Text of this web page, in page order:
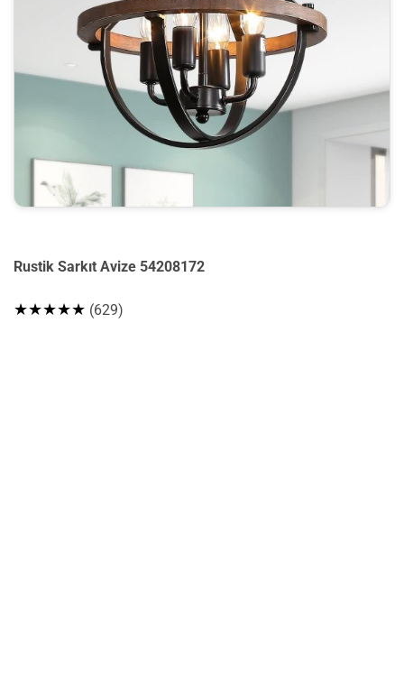
Rustik Sarkıt Avize 54208172
★★★★★ (629)